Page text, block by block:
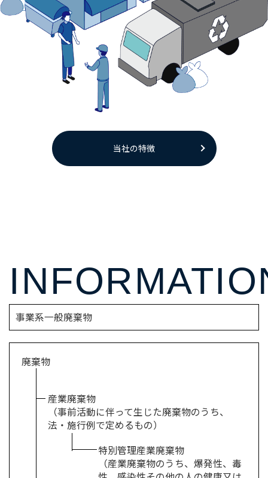
当社の特徴
事業系一般廃棄物
廃棄物
産業廃棄物
（事前活動に伴って生じた廃棄物のうち、
法・施行例で定めるもの）
特別管理産業廃棄物
（産業廃棄物のうち、爆発性、毒